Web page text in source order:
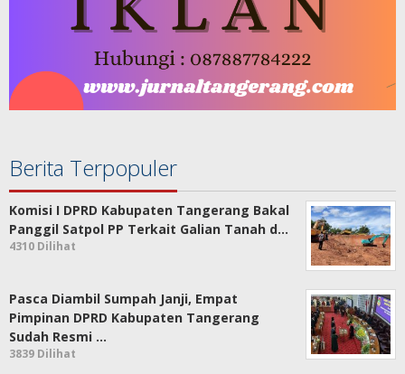
Berita Terpopuler
Komisi I DPRD Kabupaten Tangerang Bakal
Panggil Satpol PP Terkait Galian Tanah d…
4310 Dilihat
Pasca Diambil Sumpah Janji, Empat
Pimpinan DPRD Kabupaten Tangerang
Sudah Resmi …
3839 Dilihat